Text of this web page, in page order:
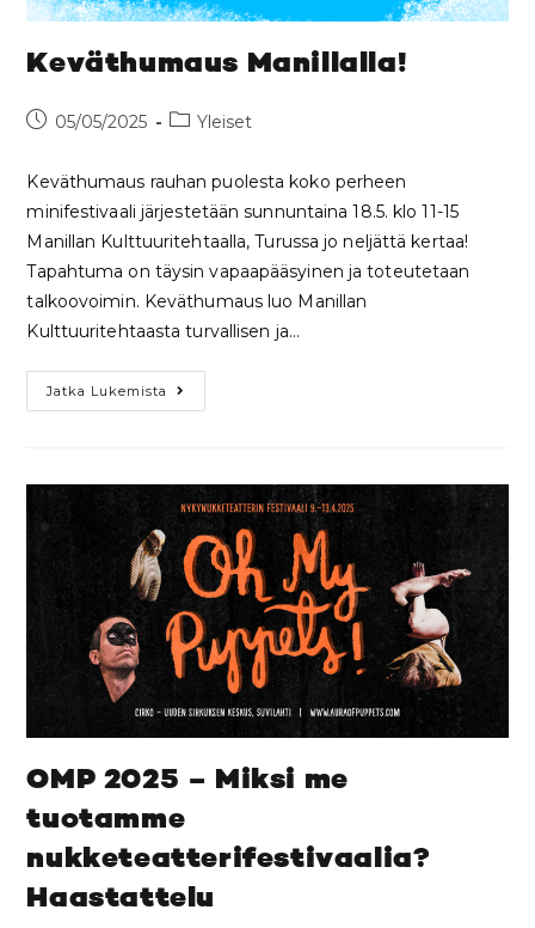
Keväthumaus Manillalla!
05/05/2025 Yleiset
Keväthumaus rauhan puolesta koko perheen
minifestivaali järjestetään sunnuntaina 18.5. klo 11-15
Manillan Kulttuuritehtaalla, Turussa jo neljättä kertaa!
Tapahtuma on täysin vapaapääsyinen ja toteutetaan
talkoovoimin. Keväthumaus luo Manillan
Kulttuuritehtaasta turvallisen ja…
Jatka Lukemista
OMP 2025 – Miksi me
tuotamme
nukketeatterifestivaalia?
Haastattelu